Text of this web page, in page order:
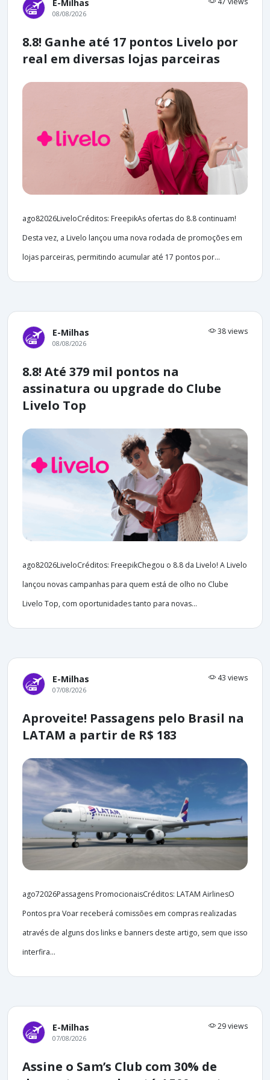
E-Milhas
08/08/2026
8.8! Ganhe até 17 pontos Livelo por
real em diversas lojas parceiras
ago82026LiveloCréditos: FreepikAs ofertas do 8.8 continuam!
Desta vez, a Livelo lançou uma nova rodada de promoções em
lojas parceiras, permitindo acumular até 17 pontos por...
E-Milhas 38 views
08/08/2026
8.8! Até 379 mil pontos na
assinatura ou upgrade do Clube
Livelo Top
ago82026LiveloCréditos: FreepikChegou o 8.8 da Livelo! A Livelo
lançou novas campanhas para quem está de olho no Clube
Livelo Top, com oportunidades tanto para novas...
E-Milhas 43 views
07/08/2026
Aproveite! Passagens pelo Brasil na
LATAM a partir de R$ 183
ago72026Passagens PromocionaisCréditos: LATAM AirlinesO
Pontos pra Voar receberá comissões em compras realizadas
através de alguns dos links e banners deste artigo, sem que isso
interfira...
E-Milhas 29 views
07/08/2026
Assine o Sam’s Club com 30% de